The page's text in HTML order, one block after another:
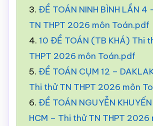
3. ĐỀ TOÁN NINH BÌNH LẦN 4
TN THPT 2026 môn Toán.pdf
4. 10 ĐỀ TOÁN (TB KHÁ) Thi
THPT 2026 môn Toán.pdf
5. ĐỀ TOÁN CỤM 12 –
Thi thử TN THPT 2026 môn
6. ĐỀ TOÁN NGUYỄN
HCM – Thi thử TN THPT 2026